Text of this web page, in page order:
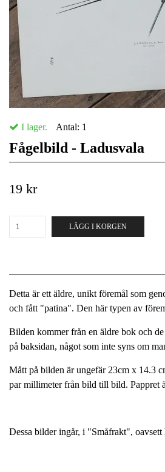
I lager. Antal: 1
Fågelbild - Ladusvala
19 kr
LÄGG I KORGEN
Detta är ett äldre, unikt föremål som
och fått "patina". Den här typen av
Bilden kommer från en äldre bok och
på baksidan, något som inte syns om
Mått på bilden är ungefär 23cm x 14.3
par millimeter från bild till bild. Pappret
Dessa bilder ingår, i "Småfrakt", oavsett